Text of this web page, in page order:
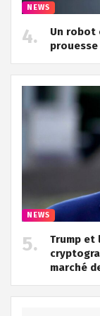
NEWS
Un robot
NEWS
Trump et
marché